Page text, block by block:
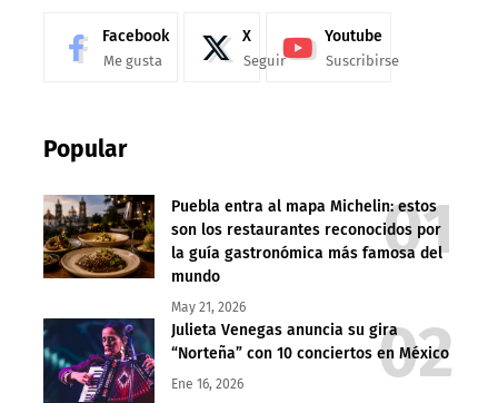
Facebook
Me gusta
X
Seguir
Youtube
Suscribirse
Popular
Puebla entra al mapa Michelin: estos
son los restaurantes reconocidos por
la guía gastronómica más famosa del
mundo
May 21, 2026
Julieta Venegas anuncia su gira
“Norteña” con 10 conciertos en México
Ene 16, 2026